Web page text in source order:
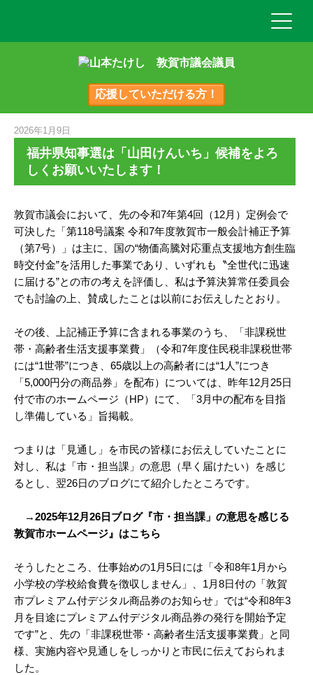
応援していただける方！
2026年1月9日
福井県知事選は「山田けんいち」候補をよろ
しくお願いいたします！
敦賀市議会において、先の令和7年第4回（12月）定例会で
可決した「第118号議案 令和7年度敦賀市一般会計補正予算
（第7号）」は主に、国の“物価高騰対応重点支援地方創生臨
時交付金”を活用した事業であり、いずれも〝全世代に迅速
に届ける”との市の考えを評価し、私は予算決算常任委員会
でも討論の上、賛成したことは以前にお伝えしたとおり。
その後、上記補正予算に含まれる事業のうち、「非課税世
帯・高齢者生活支援事業費」（令和7年度住民税非課税世帯
には“1世帯”につき、65歳以上の高齢者には“1人”につき
「5,000円分の商品券」を配布）については、昨年12月25日
付で市のホームページ（HP）にて、「3月中の配布を目指
し準備している」旨掲載。
つまりは「見通し」を市民の皆様にお伝えしていたことに
対し、私は「市・担当課」の意思（早く届けたい）を感じ
るとし、翌26日のブログにて紹介したところです。
→2025年12月26日ブログ『市・担当課」の意思を感じる
敦賀市ホームページ』はこちら
そうしたところ、仕事始めの1月5日には「令和8年1月から
小学校の学校給食費を徴収しません」、1月8日付の「敦賀
市プレミアム付デジタル商品券のお知らせ」では“令和8年3
月を目途にプレミアム付デジタル商品券の発行を開始予定
です”と、先の「非課税世帯・高齢者生活支援事業費」と同
様、実施内容や見通しをしっかりと市民に伝えておられま
した。